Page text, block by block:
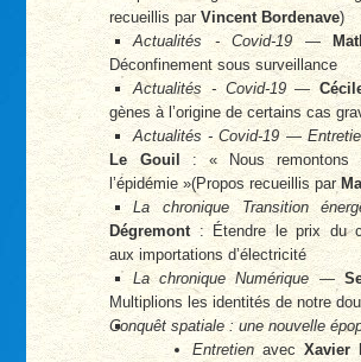
recueillis parVincent Bordenave)
Actualités - Covid-19 —
Déconfinement sous surveillance
Actualités - Covid-19—
gènes à l’origine de certains cas
Actualités - Covid-19—
Le Gouil : « Nous remontons
l’épidémie »(Propos recueillis par
La chronique Transition
Dégremont: Étendre le prix du
aux importations d’électricité
La chronique Numérique —
Multiplions les identités de notre
Conquêt spatiale : une nouvelle
EntretienavecXavier